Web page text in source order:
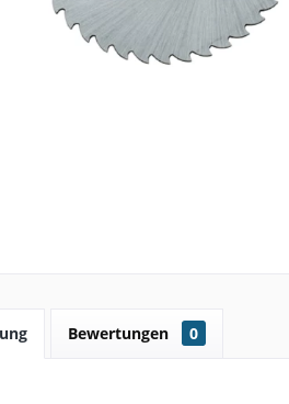
Bewertungen 0